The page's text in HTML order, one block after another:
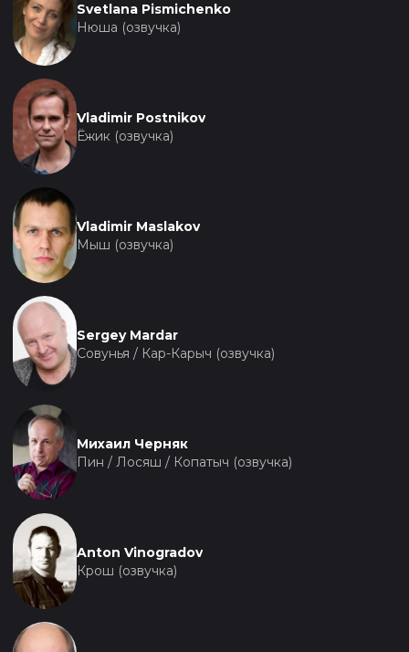
Svetlana Pismichenko
Нюша (озвучка)
Vladimir Postnikov
Ёжик (озвучка)
Vladimir Maslakov
Мыш (озвучка)
Sergey Mardar
Совунья / Кар-Карыч (озвучка)
Михаил Черняк
Пин / Лосяш / Копатыч (озвучка)
Anton Vinogradov
Крош (озвучка)